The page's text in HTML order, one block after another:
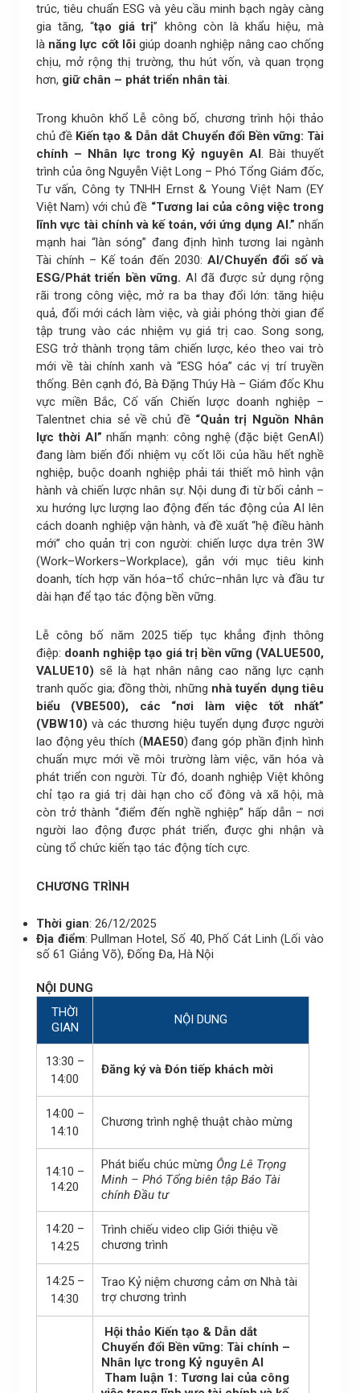
trúc, tiêu chuẩn ESG và yêu cầu minh bạch ngày càng
gia tăng, “tạo giá trị” không còn là khẩu hiệu, mà
là năng lực cốt lõi giúp doanh nghiệp nâng cao chống
chịu, mở rộng thị trường, thu hút vốn, và quan trọng
hơn, giữ chân – phát triển nhân tài.
Trong khuôn khổ Lễ công bố, chương trình hội thảo
chủ đề Kiến tạo & Dẫn dắt Chuyển đổi Bền vững: Tài
chính – Nhân lực trong Kỷ nguyên AI. Bài thuyết
trình của ông Nguyễn Việt Long – Phó Tổng Giám đốc,
Tư vấn, Công ty TNHH Ernst & Young Việt Nam (EY
Việt Nam) với chủ đề “Tương lai của công việc trong
lĩnh vực tài chính và kế toán, với ứng dụng AI.” nhấn
mạnh hai “làn sóng” đang định hình tương lai ngành
Tài chính – Kế toán đến 2030: AI/Chuyển đổi số và
ESG/Phát triển bền vững. AI đã được sử dụng rộng
rãi trong công việc, mở ra ba thay đổi lớn: tăng hiệu
quả, đổi mới cách làm việc, và giải phóng thời gian để
tập trung vào các nhiệm vụ giá trị cao. Song song,
ESG trở thành trọng tâm chiến lược, kéo theo vai trò
mới về tài chính xanh và “ESG hóa” các vị trí truyền
thống. Bên cạnh đó, Bà Đặng Thúy Hà – Giám đốc Khu
vực miền Bắc, Cố vấn Chiến lược doanh nghiệp –
Talentnet chia sẻ về chủ đề “Quản trị Nguồn Nhân
lực thời AI” nhấn mạnh: công nghệ (đặc biệt GenAI)
đang làm biến đổi nhiệm vụ cốt lõi của hầu hết nghề
nghiệp, buộc doanh nghiệp phải tái thiết mô hình vận
hành và chiến lược nhân sự. Nội dung đi từ bối cảnh –
xu hướng lực lượng lao động đến tác động của AI lên
cách doanh nghiệp vận hành, và đề xuất “hệ điều hành
mới” cho quản trị con người: chiến lược dựa trên 3W
(Work–Workers–Workplace), gắn với mục tiêu kinh
doanh, tích hợp văn hóa–tổ chức–nhân lực và đầu tư
dài hạn để tạo tác động bền vững.
Lễ công bố năm 2025 tiếp tục khẳng định thông
điệp: doanh nghiệp tạo giá trị bền vững (VALUE500,
VALUE10) sẽ là hạt nhân nâng cao năng lực cạnh
tranh quốc gia; đồng thời, những nhà tuyển dụng tiêu
biểu (VBE500), các “nơi làm việc tốt nhất”
(VBW10) và các thương hiệu tuyển dụng được người
lao động yêu thích (MAE50) đang góp phần định hình
chuẩn mực mới về môi trường làm việc, văn hóa và
phát triển con người. Từ đó, doanh nghiệp Việt không
chỉ tạo ra giá trị dài hạn cho cổ đông và xã hội, mà
còn trở thành “điểm đến nghề nghiệp” hấp dẫn – nơi
người lao động được phát triển, được ghi nhận và
cùng tổ chức kiến tạo tác động tích cực.
CHƯƠNG TRÌNH
Thời gian: 26/12/2025
Địa điểm: Pullman Hotel, Số 40, Phố Cát Linh (Lối vào
số 61 Giảng Võ), Đống Đa, Hà Nội
NỘI DUNG
THỜI
GIAN
NỘI DUNG
13:30 –
14:00
Đăng ký và Đón tiếp khách mời
14:00 –
14:10
Chương trình nghệ thuật chào mừng
14:10 –
14:20
Phát biểu chúc mừng Ông Lê Trọng
Minh – Phó Tổng biên tập Báo Tài
chính Đầu tư
14:20 –
14:25
Trình chiếu video clip Giới thiệu về
chương trình
14:25 –
14:30
Trao Kỷ niệm chương cảm ơn Nhà tài
trợ chương trình
Hội thảo Kiến tạo & Dẫn dắt
Chuyển đổi Bền vững: Tài chính –
Nhân lực trong Kỷ nguyên AI
Tham luận 1: Tương lai của công